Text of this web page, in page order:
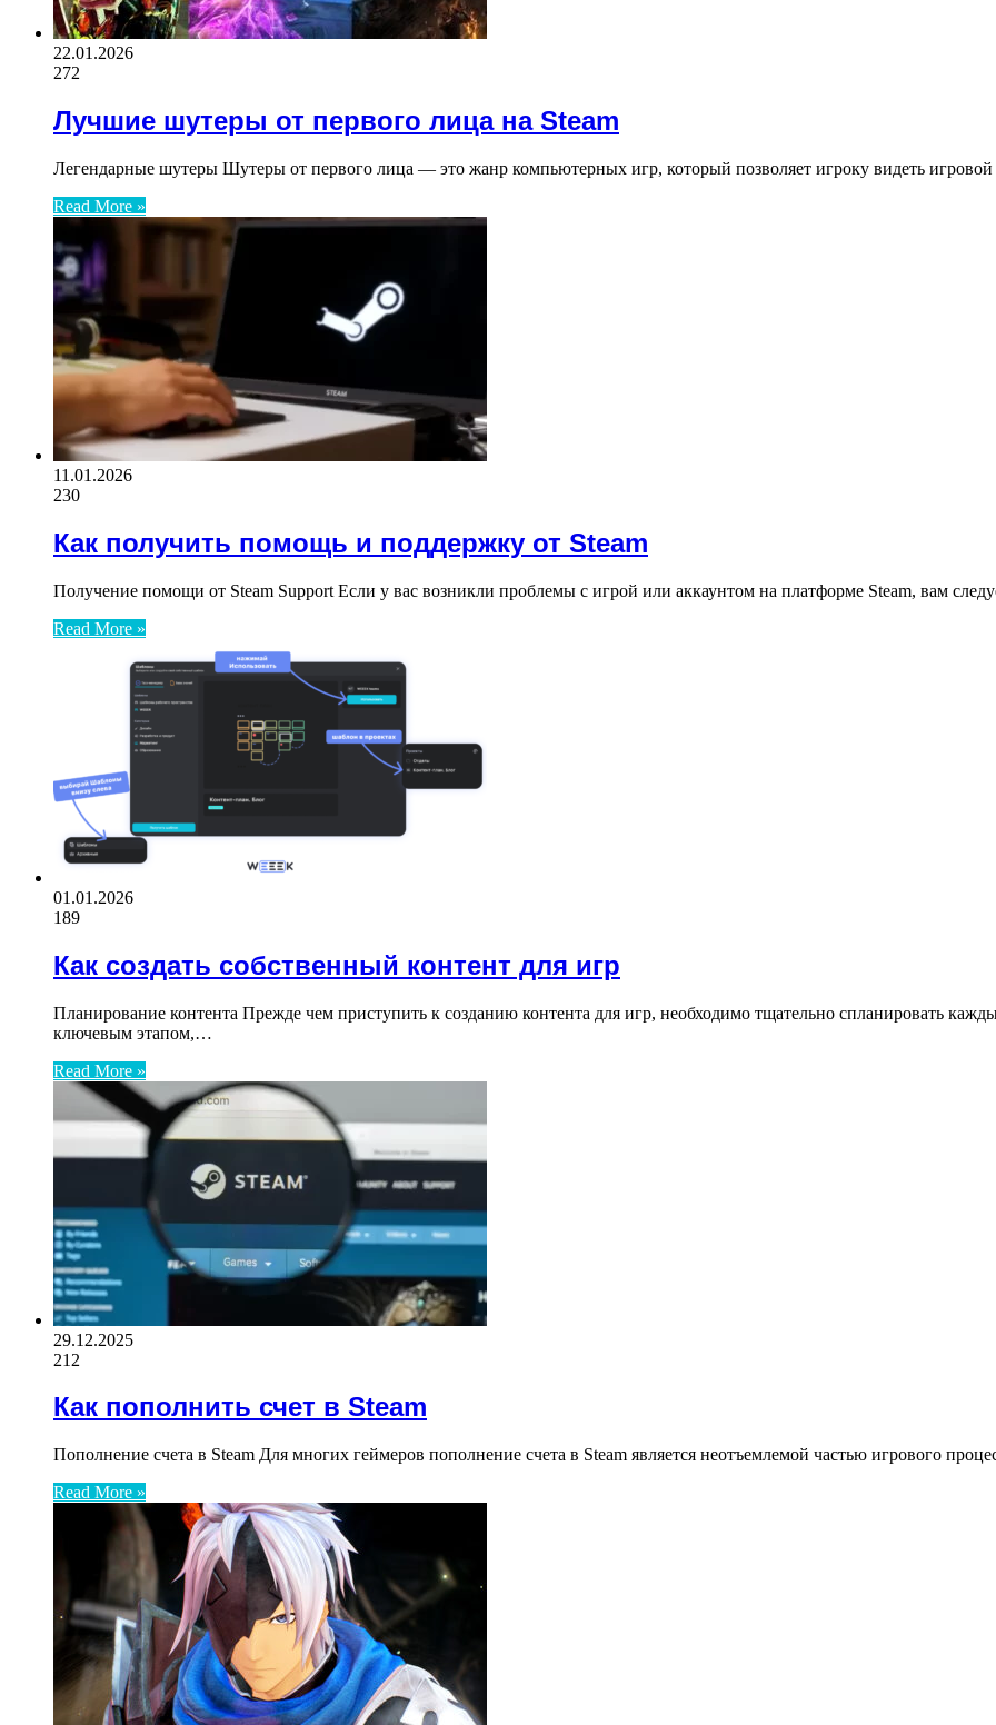
22.01.2026
272
Лучшие шутеры от первого лица на Steam
Легендарные шутеры Шутеры от первого лица — это жанр компьютерных игр, который позволяет игроку видеть
Read More »
11.01.2026
230
Как получить помощь и поддержку от Steam
Получение помощи от Steam Support Если у вас возникли проблемы с игрой или аккаунтом на платформе Steam, вам
Read More »
01.01.2026
189
Как создать собственный контент для игр
Планирование контента Прежде чем приступить к созданию контента для игр, необходимо тщательно спланировать
ключевым этапом,…
Read More »
29.12.2025
212
Как пополнить счет в Steam
Пополнение счета в Steam Для многих геймеров пополнение счета в Steam является неотъемлемой частью игрового
Read More »